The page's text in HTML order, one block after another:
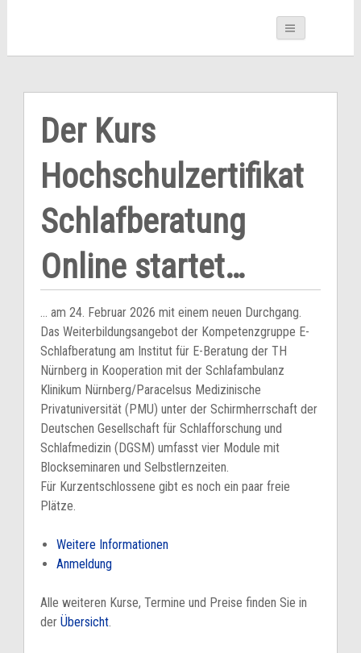
Der Kurs
Hochschulzertifikat
Schlafberatung
Online startet…
… am 24. Februar 2026 mit einem neuen Durchgang.
Das Weiterbildungsangebot der Kompetenzgruppe E-
Schlafberatung am Institut für E-Beratung der TH
Nürnberg in Kooperation mit der Schlafambulanz
Klinikum Nürnberg/Paracelsus Medizinische
Privatuniversität (PMU) unter der Schirmherrschaft der
Deutschen Gesellschaft für Schlafforschung und
Schlafmedizin (DGSM) umfasst vier Module mit
Blockseminaren und Selbstlernzeiten.
Für Kurzentschlossene gibt es noch ein paar freie
Plätze.
Weitere Informationen
Anmeldung
Alle weiteren Kurse, Termine und Preise finden Sie in
der Übersicht.